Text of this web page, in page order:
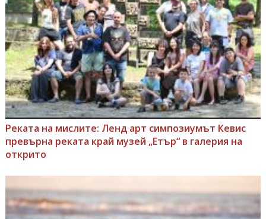
Реката на мислите: Ленд арт симпозиумът Кевис
превърна реката край музей „Етър“ в галерия на
открито